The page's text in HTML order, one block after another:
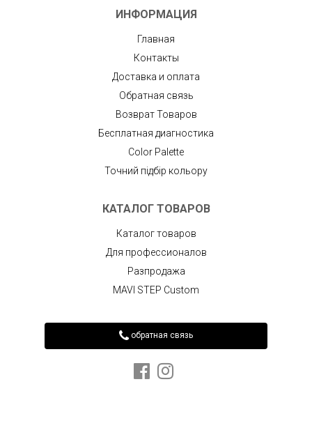
ИНФОРМАЦИЯ
Главная
Контакты
Доставка и оплата
Обратная связь
Возврат Товаров
Бесплатная диагностика
Color Palette
Точний підбір кольору
КАТАЛОГ ТОВАРОВ
Каталог товаров
Для профессионалов
Разпродажа
MAVI STEP Custom
обратная связь